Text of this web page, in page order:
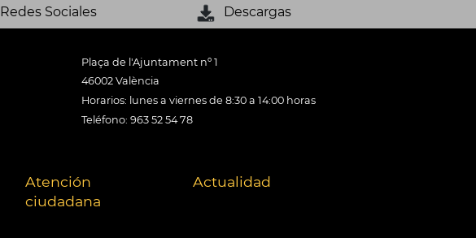
Redes Sociales Descargas
Plaça de l'Ajuntament nº 1
46002 València
Horarios: lunes a viernes de 8:30 a 14:00 horas
Teléfono: 963 52 54 78
Atención
ciudadana
Actualidad